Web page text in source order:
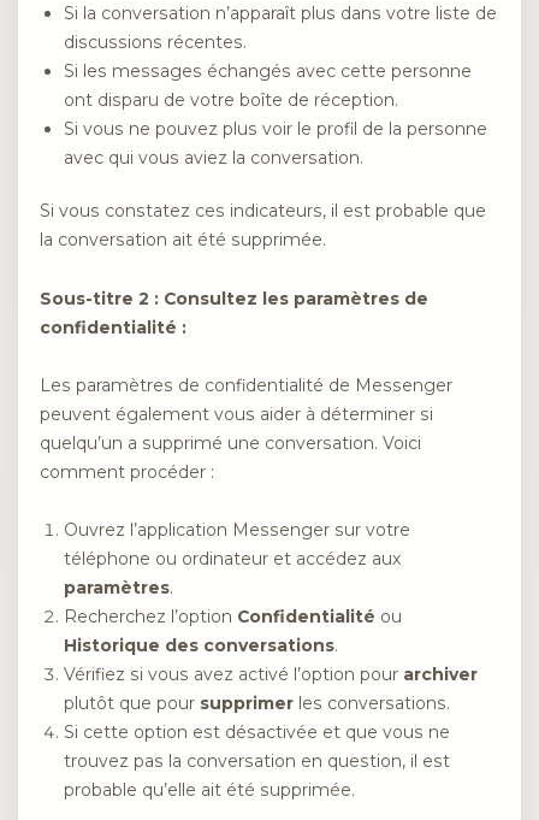
Si la conversation n’apparaît plus dans votre liste de
discussions récentes.
Si les messages échangés avec cette personne
ont disparu de votre boîte de réception.
Si vous ne pouvez plus voir le profil de la personne
avec qui vous aviez la conversation.
Si vous constatez ces indicateurs, il est probable que
la conversation ait été supprimée.
Sous-titre 2 : Consultez les paramètres de
confidentialité :
Les paramètres de confidentialité de Messenger
peuvent également vous aider à déterminer si
quelqu’un a supprimé une conversation. Voici
comment procéder :
Ouvrez l’application Messenger sur votre
téléphone ou ordinateur et accédez aux
paramètres.
Recherchez l’option Confidentialité ou
Historique des conversations.
Vérifiez si vous avez activé l’option pour archiver
plutôt que pour supprimer les conversations.
Si cette option est désactivée et que vous ne
trouvez pas la conversation en question, il est
probable qu’elle ait été supprimée.